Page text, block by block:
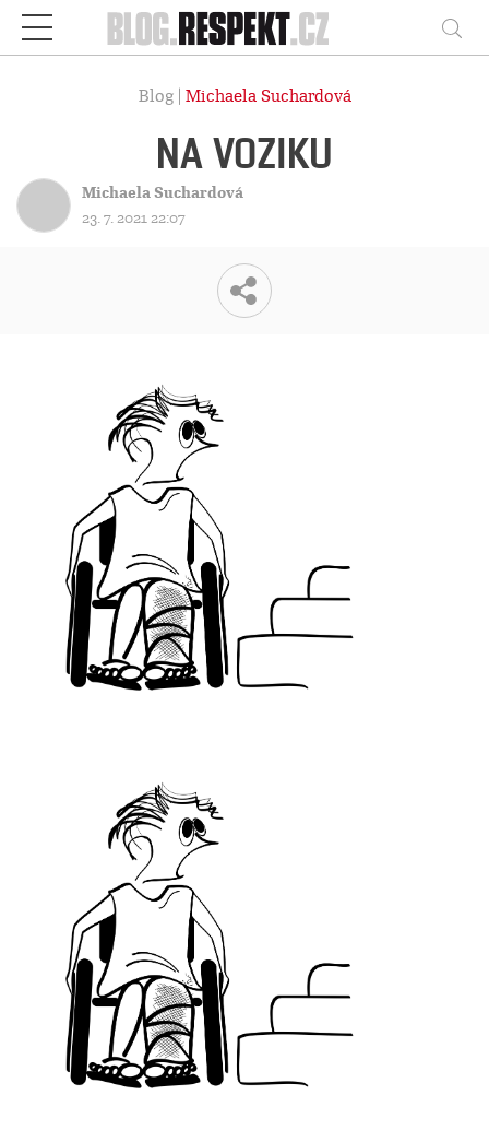
Respekt
Blog | Michaela Suchardová
NA VOZIKU
Michaela Suchardová
23. 7. 2021 22:07